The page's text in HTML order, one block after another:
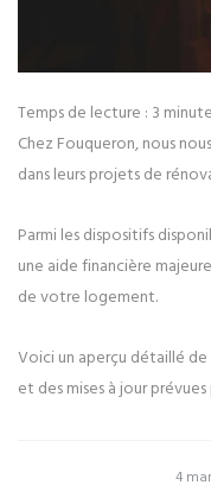
Temps de lecture : 3
Chez Fouqueron, nous
dans leurs projets de
Parmi les dispositifs
une aide financière
de votre logement.
Voici un aperçu détaillé
et des mises à jour
4